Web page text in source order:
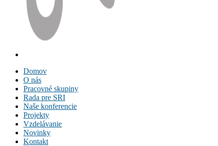
Domov
O nás
Pracovné skupiny
Rada pre SRI
Naše konferencie
Projekty
Vzdelávanie
Novinky
Kontakt